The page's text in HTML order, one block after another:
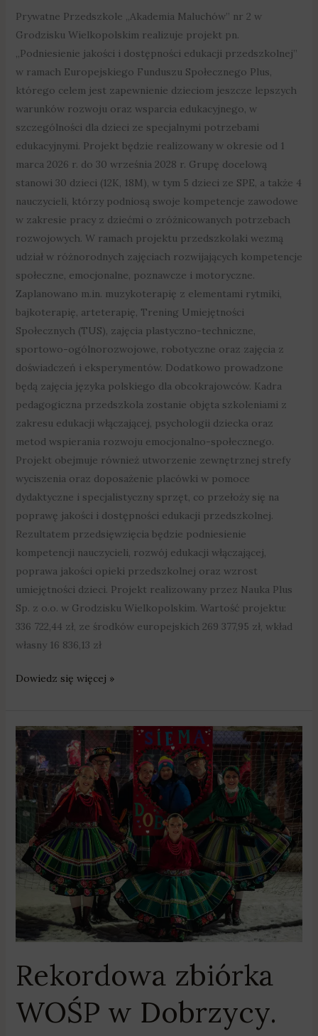
Prywatne Przedszkole „Akademia Maluchów” nr 2 w
Grodzisku Wielkopolskim realizuje projekt pn.
„Podniesienie jakości i dostępności edukacji przedszkolnej”
w ramach Europejskiego Funduszu Społecznego Plus,
którego celem jest zapewnienie dzieciom jeszcze lepszych
warunków rozwoju oraz wsparcia edukacyjnego, w
szczególności dla dzieci ze specjalnymi potrzebami
edukacyjnymi. Projekt będzie realizowany w okresie od 1
marca 2026 r. do 30 września 2028 r. Grupę docelową
stanowi 30 dzieci (12K, 18M), w tym 5 dzieci ze SPE, a także 4
nauczycieli, którzy podniosą swoje kompetencje zawodowe
w zakresie pracy z dziećmi o zróżnicowanych potrzebach
rozwojowych. W ramach projektu przedszkolaki wezmą
udział w różnorodnych zajęciach rozwijających kompetencje
społeczne, emocjonalne, poznawcze i motoryczne.
Zaplanowano m.in. muzykoterapię z elementami rytmiki,
bajkoterapię, arteterapię, Trening Umiejętności
Społecznych (TUS), zajęcia plastyczno-techniczne,
sportowo-ogólnorozwojowe, robotyczne oraz zajęcia z
doświadczeń i eksperymentów. Dodatkowo prowadzone
będą zajęcia języka polskiego dla obcokrajowców. Kadra
pedagogiczna przedszkola zostanie objęta szkoleniami z
zakresu edukacji włączającej, psychologii dziecka oraz
metod wspierania rozwoju emocjonalno-społecznego.
Projekt obejmuje również utworzenie zewnętrznej strefy
wyciszenia oraz doposażenie placówki w pomoce
dydaktyczne i specjalistyczny sprzęt, co przełoży się na
poprawę jakości i dostępności edukacji przedszkolnej.
Rezultatem przedsięwzięcia będzie podniesienie
kompetencji nauczycieli, rozwój edukacji włączającej,
poprawa jakości opieki przedszkolnej oraz wzrost
umiejętności dzieci. Projekt realizowany przez Nauka Plus
Sp. z o.o. w Grodzisku Wielkopolskim. Wartość projektu:
336 722,44 zł, ze środków europejskich 269 377,95 zł, wkład
własny 16 836,13 zł
Dowiedz się więcej »
Rekordowa zbiórka
WOŚP w Dobrzycy.
Rekordowa
zbiórka
WOŚP
Dobrzycy.
Zebrano
91
014
zł!